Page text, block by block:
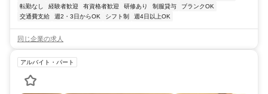
転勤なし
経験者歓迎 有資格者歓迎 研修あり 制服貸与
ブランクOK
交通費支給
週2・3日からOK シフト制 週4日以上OK
同じ企業の求人
アルバイト・パート